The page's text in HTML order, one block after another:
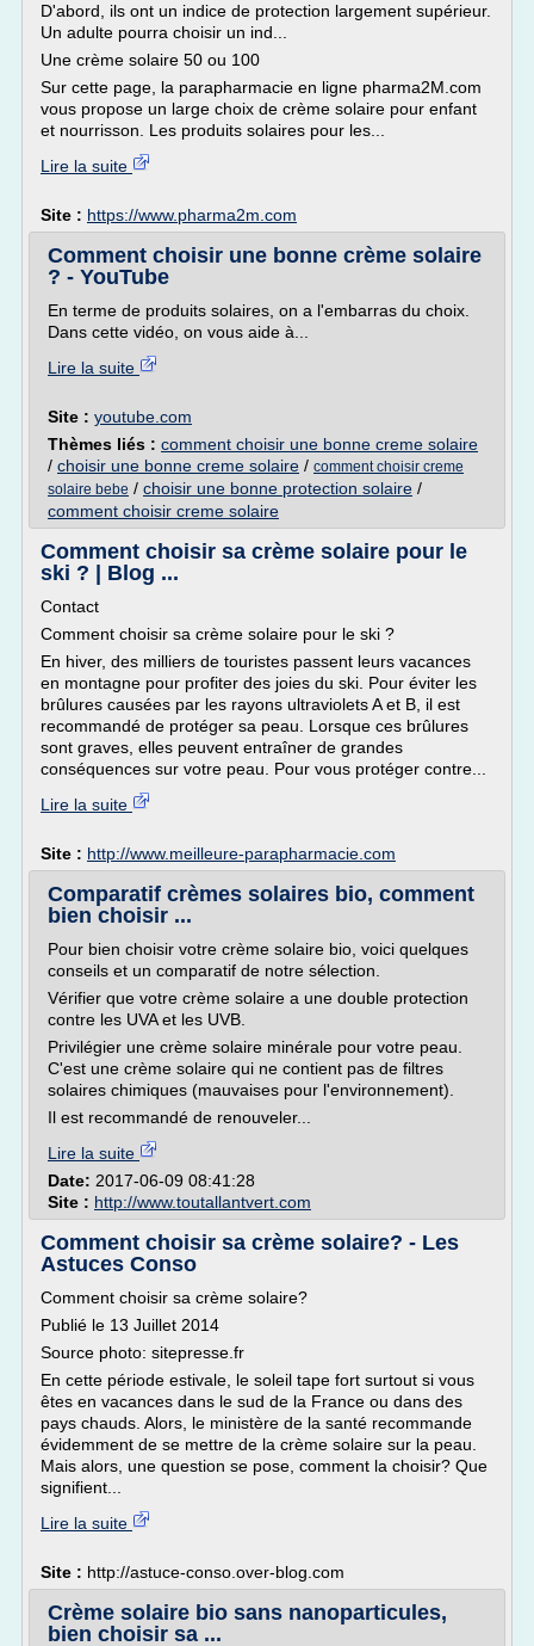
D'abord, ils ont un indice de protection largement supérieur.
Un adulte pourra choisir un ind...
Une crème solaire 50 ou 100
Sur cette page, la parapharmacie en ligne pharma2M.com
vous propose un large choix de crème solaire pour enfant
et nourrisson. Les produits solaires pour les...
Lire la suite
Site : https://www.pharma2m.com
Comment choisir une bonne crème solaire
? - YouTube
En terme de produits solaires, on a l'embarras du choix.
Dans cette vidéo, on vous aide à...
Lire la suite
Site : youtube.com
Thèmes liés : comment choisir une bonne creme solaire
/ choisir une bonne creme solaire / comment choisir creme
solaire bebe / choisir une bonne protection solaire /
comment choisir creme solaire
Comment choisir sa crème solaire pour le
ski ? | Blog ...
Contact
Comment choisir sa crème solaire pour le ski ?
En hiver, des milliers de touristes passent leurs vacances
en montagne pour profiter des joies du ski. Pour éviter les
brûlures causées par les rayons ultraviolets A et B, il est
recommandé de protéger sa peau. Lorsque ces brûlures
sont graves, elles peuvent entraîner de grandes
conséquences sur votre peau. Pour vous protéger contre...
Lire la suite
Site : http://www.meilleure-parapharmacie.com
Comparatif crèmes solaires bio, comment
bien choisir ...
Pour bien choisir votre crème solaire bio, voici quelques
conseils et un comparatif de notre sélection.
Vérifier que votre crème solaire a une double protection
contre les UVA et les UVB.
Privilégier une crème solaire minérale pour votre peau.
C'est une crème solaire qui ne contient pas de filtres
solaires chimiques (mauvaises pour l'environnement).
Il est recommandé de renouveler...
Lire la suite
Date: 2017-06-09 08:41:28
Site : http://www.toutallantvert.com
Comment choisir sa crème solaire? - Les
Astuces Conso
Comment choisir sa crème solaire?
Publié le 13 Juillet 2014
Source photo: sitepresse.fr
En cette période estivale, le soleil tape fort surtout si vous
êtes en vacances dans le sud de la France ou dans des
pays chauds. Alors, le ministère de la santé recommande
évidemment de se mettre de la crème solaire sur la peau.
Mais alors, une question se pose, comment la choisir? Que
signifient...
Lire la suite
Site : http://astuce-conso.over-blog.com
Crème solaire bio sans nanoparticules,
bien choisir sa ...